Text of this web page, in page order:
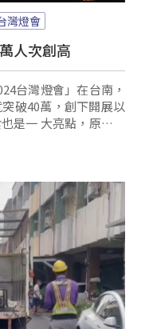
灣燈會
人次創高
台灣燈會」在台南，
破40萬，創下開展以
是一 大亮點，原民特